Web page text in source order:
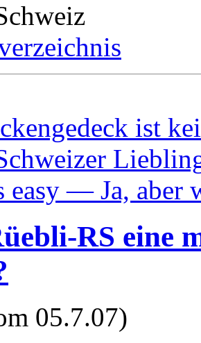
ist
easy — Ja, aber
RS eine
05.7.07)